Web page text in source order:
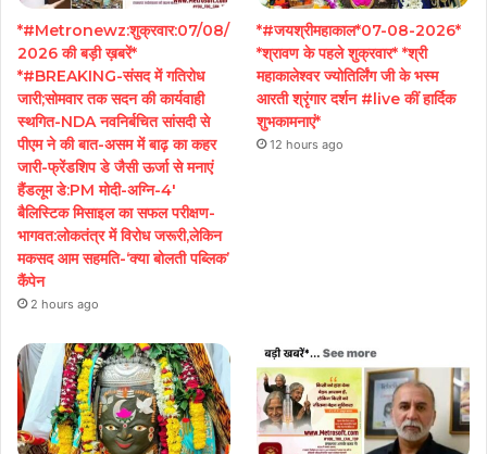
*#Metronewz:शुक्रवार:07/08/
2026 की बड़ी ख़बरें*
*#BREAKING-संसद में गतिरोध
जारी;सोमवार तक सदन की कार्यवाही
स्थगित-NDA नवनिर्बचित सांसदी से
पीएम ने की बात-असम में बाढ़ का कहर
जारी-फ्रेंडशिप डे जैसी ऊर्जा से मनाएं
हैंडलूम डे:PM मोदी-अग्नि-4′
बैलिस्टिक मिसाइल का सफल परीक्षण-
भागवत:लोकतंत्र में विरोध जरूरी,लेकिन
मकसद आम सहमति-‘क्या बोलती पब्लिक’
कैंपेन
2 hours ago
*#जयश्रीमहाकाल*07-08-2026*
*श्रावण के पहले शुक्रवार* *श्री
महाकालेश्वर ज्योतिर्लिंग जी के भस्म
आरती श्रृंगार दर्शन #live कीं हार्दिक
शुभकामनाएं*
12 hours ago